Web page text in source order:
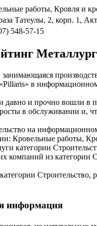
работы, Кровля и
Татеулы, 2, корп. 1,
548-57-15
в
давно и прочно вошли в
в обслуживании и,
на
Кровельные работы,
категории
компаний из категории
Строительство,
информация